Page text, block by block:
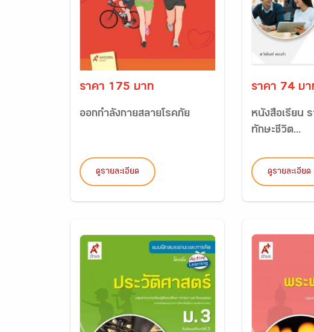
ราคา 175 บาท
ออกกำลังกายสลายโรคภัย
ดูรายละเอียด
ราคา 74 บา
หนังสือเรียน
ทักษะชีวิต...
ดูรายละเอียด